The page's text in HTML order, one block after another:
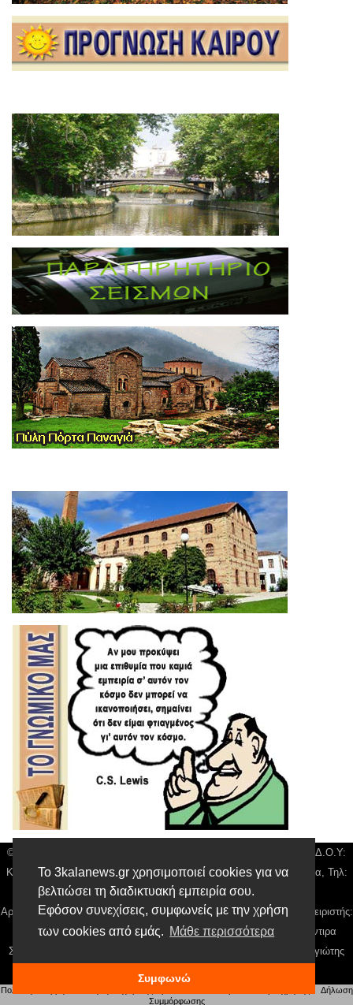
Το 3kalanews.gr χρησιμοποιεί cookies για να
βελτιώσει τη διαδικτυακή εμπειρία σου.
Εφόσον συνεχίσεις, συμφωνείς με την χρήση
των cookies από εμάς. Μάθε περισσότερα
Συμφωνώ
© 3kala News | Διακριτικός Τίτλος: Orion Media, ΑΦΜ: 043750542, Δ.Ο.Υ:
Καρδίτσας, Υπο/μα Τρικάλων, Δ/νση: Τιουσόν 31 τ.κ 42132 Τρίκαλα, Τηλ:
24310 63300, email: news@3kalanews.gr
Αρ. Γεμή: 018804431000, Νόμιμος Εκπρόσωπος, Ιδιοκτήτης και Διαχειριστής:
Παναγιώτης Φιλίππου, Διευθύντρια: Γιαννουσά Βασιλική, Διευθύντιρα
Σύνταξης: Μπαλαμπάνη Βασιλική. Δικαιούχος domain name Παναγιώτης
Πολιτική απορρήτου
Δήλωση
Συμμόρφωσης